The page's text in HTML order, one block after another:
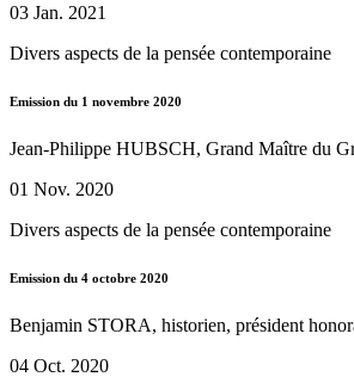
03 Jan. 2021
Divers aspects de la pensée contemporaine
Emission du 1 novembre 2020
Jean-Philippe HUBSCH, Grand Maître du
01 Nov. 2020
Divers aspects de la pensée contemporaine
Emission du 4 octobre 2020
Benjamin STORA, historien, président
04 Oct. 2020